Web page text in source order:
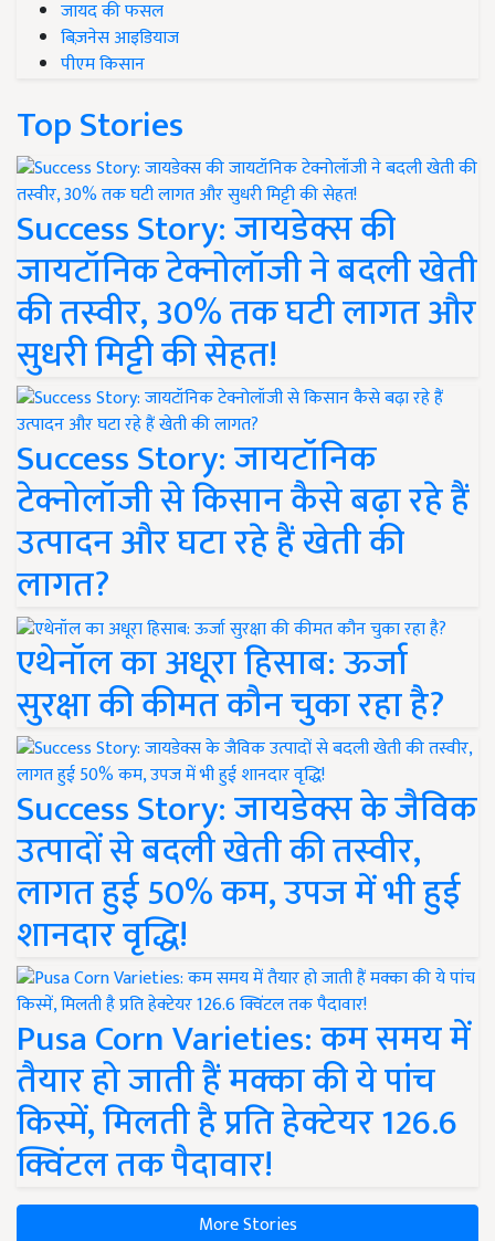
जायद की फसल
बिज़नेस आइडियाज
पीएम किसान
Top Stories
Success Story: जायडेक्स की
जायटॉनिक टेक्नोलॉजी ने बदली खेती
की तस्वीर, 30% तक घटी लागत और
सुधरी मिट्टी की सेहत!
Success Story: जायटॉनिक
टेक्नोलॉजी से किसान कैसे बढ़ा रहे हैं
उत्पादन और घटा रहे हैं खेती की
लागत?
एथेनॉल का अधूरा हिसाब: ऊर्जा
सुरक्षा की कीमत कौन चुका रहा है?
Success Story: जायडेक्स के जैविक
उत्पादों से बदली खेती की तस्वीर,
लागत हुई 50% कम, उपज में भी हुई
शानदार वृद्धि!
Pusa Corn Varieties: कम समय में
तैयार हो जाती हैं मक्का की ये पांच
किस्में, मिलती है प्रति हेक्टेयर 126.6
क्विंटल तक पैदावार!
More Stories